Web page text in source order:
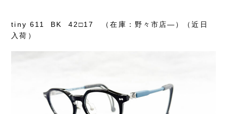
tiny 611 BK 42□17 （在庫：野々市店―）（近日
入荷）